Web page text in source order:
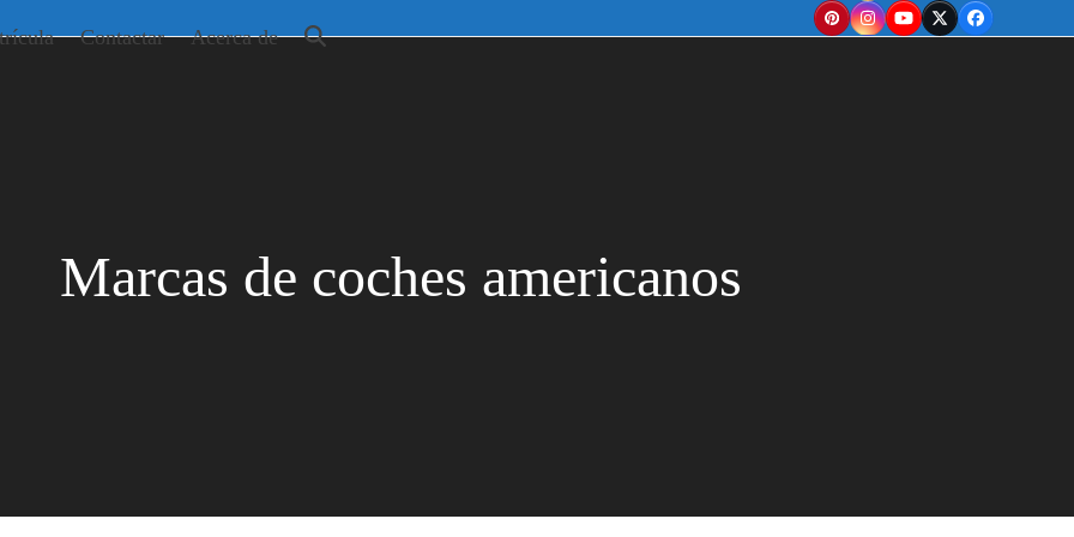
PinterestInstagram
YouTube
TwitterFacebook
Contactar Acerca de
Marcas de coches americanos